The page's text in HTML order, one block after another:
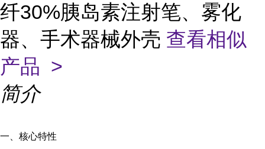
纤30%胰岛素注射笔、雾化
器、手术器械外壳 查看相似
产品 >
简介
一、核心特性